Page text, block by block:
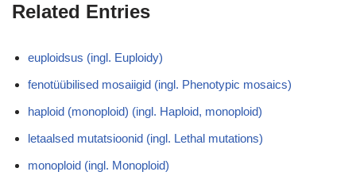
Related Entries
euploidsus (ingl. Euploidy)
fenotüübilised mosaiigid (ingl. Phenotypic mosaics)
haploid (monoploid) (ingl. Haploid, monoploid)
letaalsed mutatsioonid (ingl. Lethal mutations)
monoploid (ingl. Monoploid)